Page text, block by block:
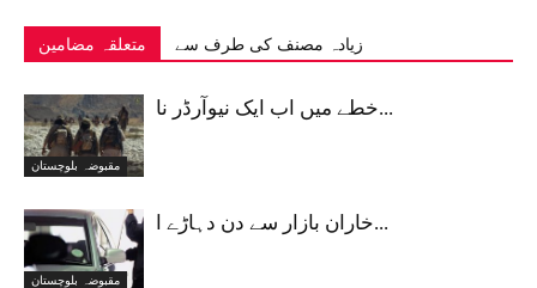
متعلقہ مضامین زیادہ مصنف کی طرف سے
مقبوضہ بلوچستان
خطے میں اب ایک نیوآرڈر نا...
مقبوضہ بلوچستان
خاران بازار سے دن دہاڑے ا...